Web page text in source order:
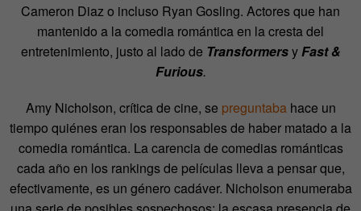
Cameron Diaz o incluso Ryan Gosling. Actores que han
mantenido a la comedia romántica en la cresta del
entretenimiento, justo al lado de TransformersyFast &
Furious.
Amy Nicholson, crítica de cine, se preguntabahace un
tiempo quiénes eran los responsables de haber matado a la
comedia romántica. La carencia de comedias románticas
cada año en los rankings de películas lleva a pensar que,
efectivamente, es un género cadáver. Nicholson enumeraba